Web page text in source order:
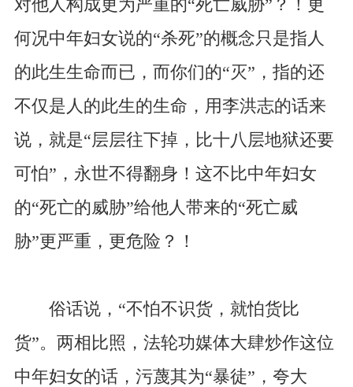
对他人构成更为严重的“死亡威胁”？！更
何况中年妇女说的“杀死”的概念只是指人
的此生生命而已，而你们的“灭”，指的还
不仅是人的此生的生命，用李洪志的话来
说，就是“层层往下掉，比十八层地狱还要
可怕”，永世不得翻身！这不比中年妇女
的“死亡的威胁”给他人带来的“死亡威
胁”更严重，更危险？！
俗话说，“不怕不识货，就怕货比
货”。两相比照，法轮功媒体大肆炒作这位
中年妇女的话，污蔑其为“暴徒”，夸大